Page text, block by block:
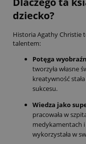
dziecko?
Historia Agathy Christie
talentem:
Potęga
tworzyła własne
kreatywność
sukcesu.
Wiedza jako
pracowała w
medykamentach
wykorzystała w